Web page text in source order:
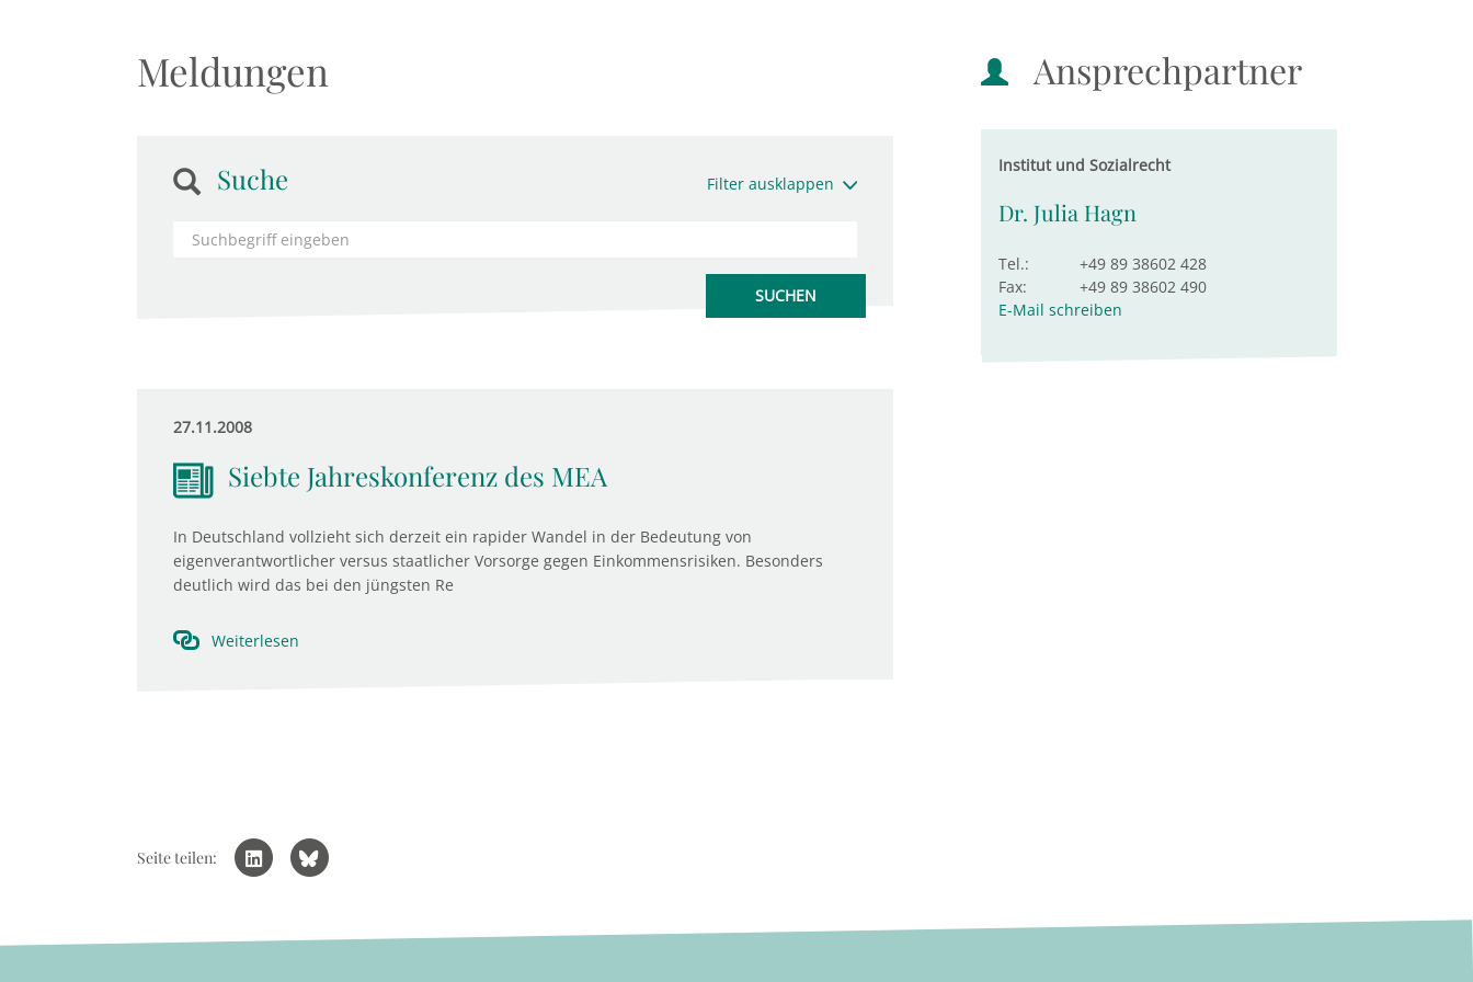
Meldungen
Suche Filter ausklappen
27.11.2008
Siebte Jahreskonferenz des MEA
In Deutschland vollzieht sich derzeit ein rapider Wandel in der Bedeutung von
eigenverantwortlicher versus staatlicher Vorsorge gegen Einkommensrisiken. Besonders
deutlich wird das bei den jüngsten Re
Weiterlesen
Ansprechpartner
Institut und Sozialrecht
Dr. Julia Hagn
Tel.:
+49 89 38602 428
Fax:
+49 89 38602 490
E-Mail schreiben
Seite teilen: